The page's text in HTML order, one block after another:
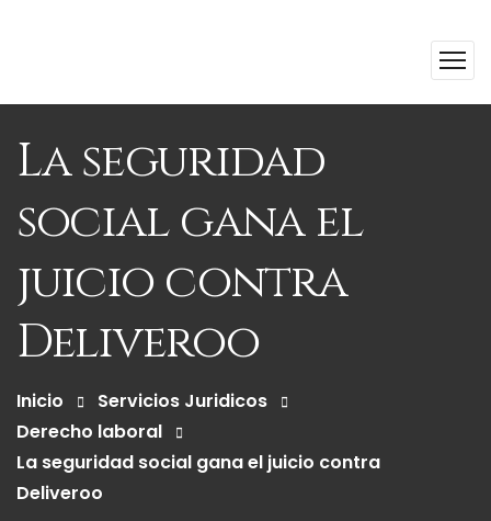
La seguridad
social gana el
juicio contra
Deliveroo
Inicio
Servicios Juridicos
Derecho laboral
La seguridad social gana el juicio contra
Deliveroo